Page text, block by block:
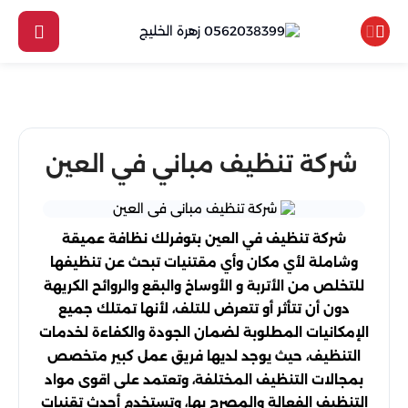
شركة تنظيف مباني في العين
شركة تنظيف في العين بتوفرلك نظافة عميقة
وشاملة لأي مكان وأي مقتنيات تبحث عن تنظيفها
للتخلص من الأتربة و الأوساخ والبقع والروائح الكريهة
دون أن تتأثر أو تتعرض للتلف، لأنها تمتلك جميع
الإمكانيات المطلوبة لضمان الجودة والكفاءة لخدمات
التنظيف، حيث يوجد لديها فريق عمل كبير متخصص
بمجالات التنظيف المختلفة، وتعتمد على اقوى مواد
التنظيف الفعالة والمصرح بها، وتستخدم أحدث تقنيات